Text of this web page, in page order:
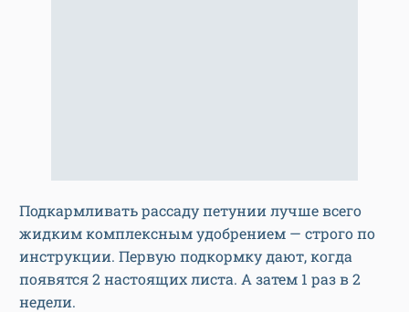
Подкармливать рассаду петунии лучше всего
жидким комплексным удобрением — строго по
инструкции. Первую подкормку дают, когда
появятся 2 настоящих листа. А затем 1 раз в 2
недели.